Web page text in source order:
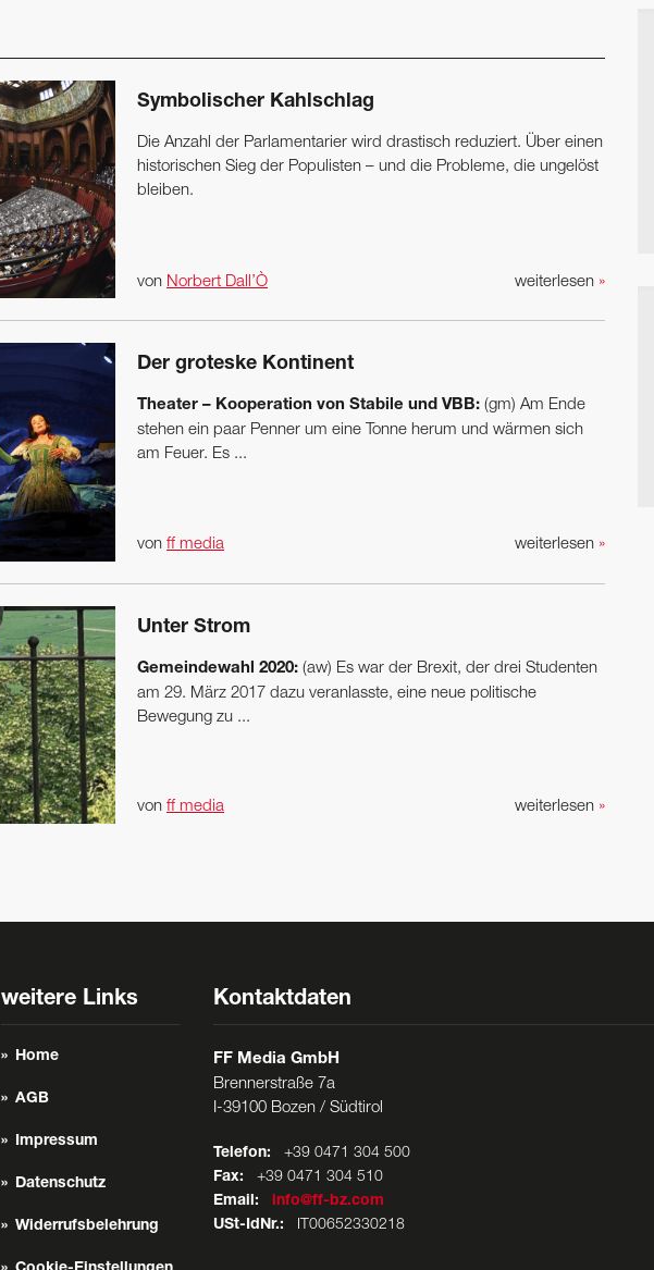
Symbolischer Kahlschlag
Die Anzahl der Parlamentarier wird drastisch reduziert. Über einen
historischen Sieg der Populisten – und die Probleme, die ungelöst
bleiben.
weiterlesen »
von Norbert Dall’Ò
Der groteske Kontinent
Theater – Kooperation von Stabile und VBB: (gm) Am Ende
stehen ein paar Penner um eine Tonne herum und wärmen sich
am Feuer. Es ...
weiterlesen »
von ff media
Unter Strom
Gemeindewahl 2020: (aw) Es war der Brexit, der drei Studenten
am 29. März 2017 dazu veranlasste, eine neue politische
Bewegung zu ...
weiterlesen »
von ff media
weitere Links
Home
AGB
Impressum
Datenschutz
Widerrufsbelehrung
Kontaktdaten
FF Media GmbH
Brennerstraße 7a
I-39100 Bozen / Südtirol
Telefon: +39 0471 304 500
Fax: +39 0471 304 510
Email:
info@ff-bz.com
USt-IdNr.: IT00652330218